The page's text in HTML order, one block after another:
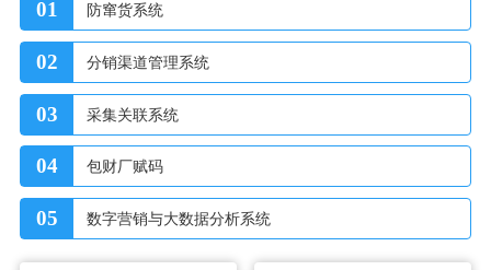
01 防窜货系统
02 分销渠道管理系统
03 采集关联系统
04 包财厂赋码
05 数字营销与大数据分析系统